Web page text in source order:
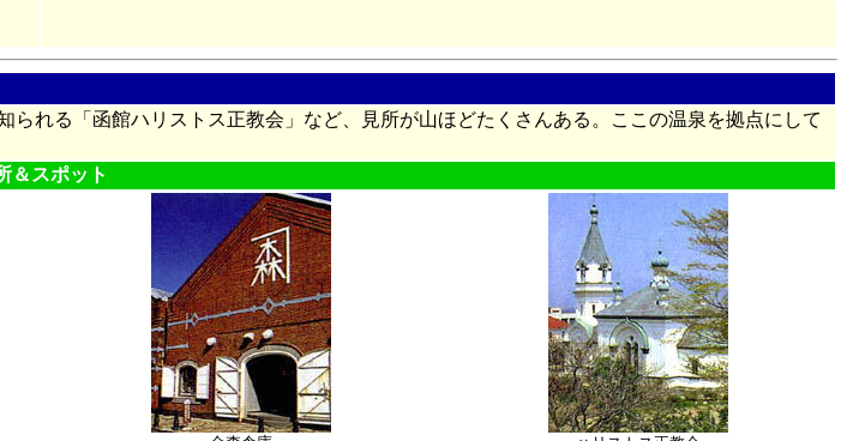
れる「函館ハリストス正教会」など、見所が山ほどたくさんある。ここの温泉を拠点にして
＆スポット